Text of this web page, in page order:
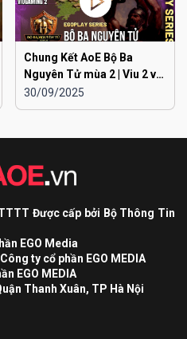
Chung Kết AoE Bộ Ba
Nguyên Tử mùa 2 | Viu 2 vs
Viu 1
30/09/2025
Được cấp bởi Bộ Thông Tin
EGO Media
ty cổ phần EGO MEDIA
EGO MEDIA
Thanh Xuân, TP Hà Nội